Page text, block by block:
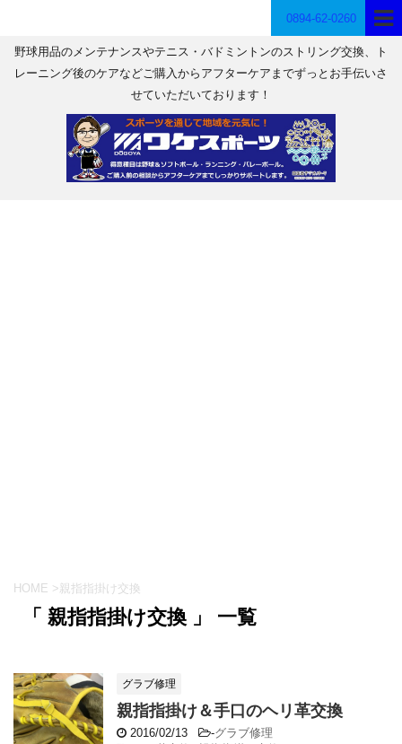
0894-62-0260
野球用品のメンテナンスやテニス・バドミントンのストリング交換、ト
レーニング後のケアなどご購入からアフターケアまでずっとお手伝いさ
せていただいております！
HOME >親指指掛け交換
「 親指指掛け交換 」 一覧
グラブ修理
親指指掛け＆手口のヘリ革交換
2016/02/13 -グラブ修理